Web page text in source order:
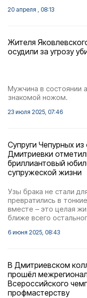
20 апреля , 08:13
Жителя
осудили за угрозу
Мужчина в состоянии
знакомой ножом.
23 июля 2025, 07:46
Супруги Чепурных из
Дмитриевки
бриллиантовый
супружеской жизни
Узы брака не стали
превратились в
вместе – это целая
ближе всего
6 июня 2025, 08:43
В Дмитриевском
прошёл
Всероссийского
профмастерству